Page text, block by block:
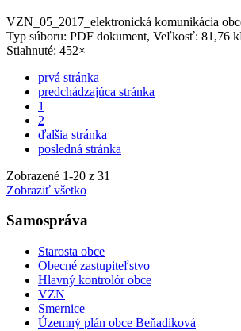
VZN_05_2017_elektronická komunikácia
Typ súboru: PDF dokument, Veľkosť: 81,76
Stiahnuté: 452×
prvá stránka
predchádzajúca stránka
1
2
ďalšia stránka
posledná stránka
Zobrazené 1-20 z 31
Zobraziť všetko
Samospráva
Starosta obce
Obecné zastupiteľstvo
Hlavný kontrolór obce
VZN
Smernice
Územný plán obce Beňadiková